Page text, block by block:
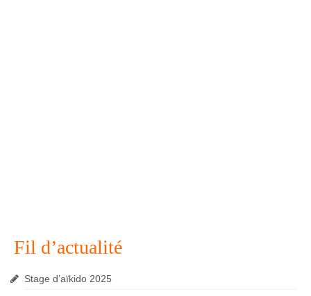
Fil d’actualité
Stage d’aïkido 2025